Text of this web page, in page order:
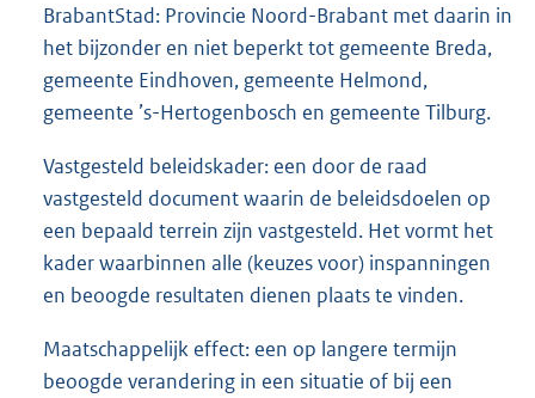
BrabantStad: Provincie Noord-Brabant met daarin in
het bijzonder en niet beperkt tot gemeente Breda,
gemeente Eindhoven, gemeente Helmond,
gemeente ’s-Hertogenbosch en gemeente Tilburg.
Vastgesteld beleidskader: een door de raad
vastgesteld document waarin de beleidsdoelen op
een bepaald terrein zijn vastgesteld. Het vormt het
kader waarbinnen alle (keuzes voor) inspanningen
en beoogde resultaten dienen plaats te vinden.
Maatschappelijk effect: een op langere termijn
beoogde verandering in een situatie of bij een